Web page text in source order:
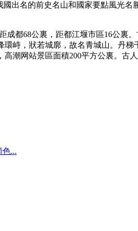
出名的前史名山和國家要點風光
都68公裏，距都江堰市區16公裏
峙，狀若城廓，故名青城山。丹梯
网站景區面積200平方公裏。古
...